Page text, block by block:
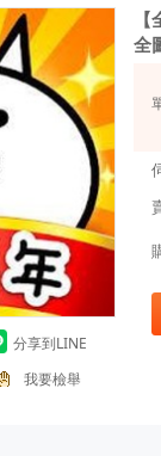
分享到LINE
我要檢舉
全